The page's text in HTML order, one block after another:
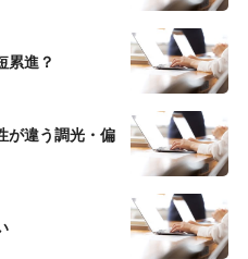
累進？
が違う調光・偏